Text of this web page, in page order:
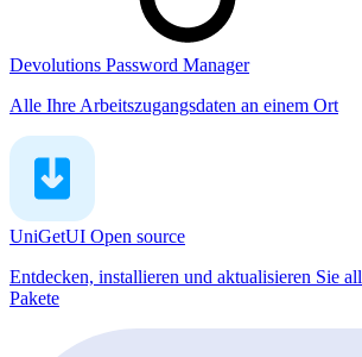
Devolutions Password Manager
Alle Ihre Arbeitszugangsdaten an einem Ort
UniGetUI Open source
Entdecken, installieren und aktualisieren Sie
Pakete